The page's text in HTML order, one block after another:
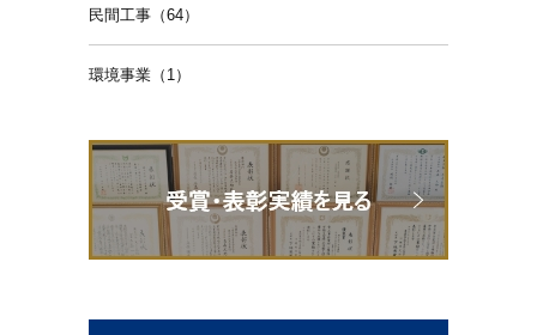
民間工事（64）
環境事業（1）